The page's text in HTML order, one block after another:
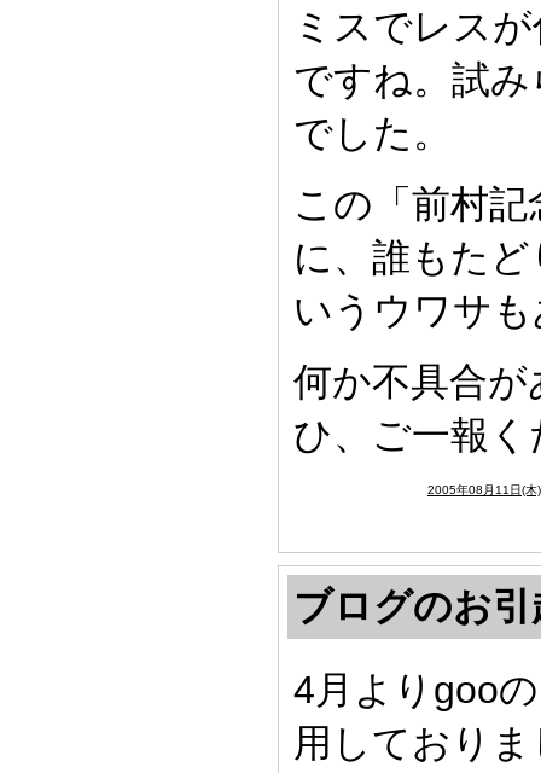
ミスでレス
ですね。試
でした。
この「前村
に、誰もた
いうウワサ
何か不具合
ひ、ご一報
2005年08月11日(木
ブログのお
4月よりgoo
用しており